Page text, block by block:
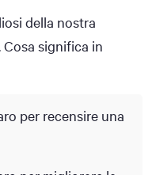
della nostra
significa in
per recensire una